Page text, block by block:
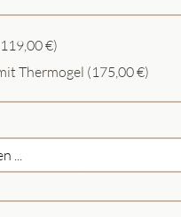
€)
Thermogel (175,00 €)